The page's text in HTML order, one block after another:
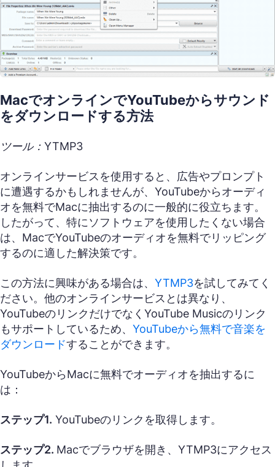
MacでオンラインでYouTubeからサウンド
をダウンロードする方法
ツール：YTMP3
オンラインサービスを使用すると、広告やプロンプト
に遭遇するかもしれませんが、YouTubeからオーディ
オを無料でMacに抽出するのに一般的に役立ちます。
したがって、特にソフトウェアを使用したくない場合
は、MacでYouTubeのオーディオを無料でリッピング
するのに適した解決策です。
この方法に興味がある場合は、 YTMP3を試してみてく
ださい。他のオンラインサービスとは異なり、
YouTubeのリンクだけでなくYouTube Musicのリンク
もサポートしているため、 YouTubeから無料で音楽を
ダウンロードすることができます。
YouTubeからMacに無料でオーディオを抽出するに
は：
ステップ1. YouTubeのリンクを取得します。
ステップ2. Macでブラウザを開き、YTMP3にアクセス